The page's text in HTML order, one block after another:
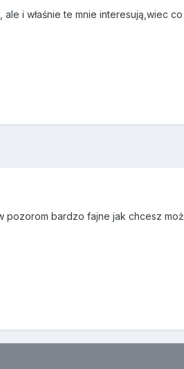
i właśnie te mnie interesują,wiec
bardzo fajne jak chcesz